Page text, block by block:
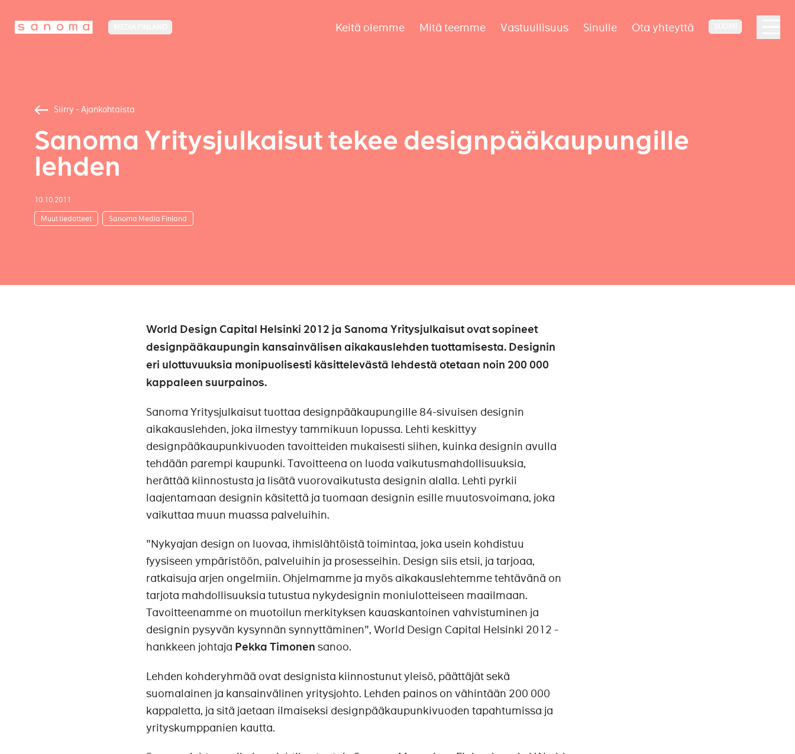
Keitä olemme Mitä teemme Vastuullisuus Sinulle Ota yhteyttä
Siirry - Ajankohtaista
Sanoma Yritysjulkaisut tekee designpääkaupungille
lehden
10.10.2011
Muut tiedotteet Sanoma Media Finland
World Design Capital Helsinki 2012 ja Sanoma Yritysjulkaisut ovat sopineet
designpääkaupungin kansainvälisen aikakauslehden tuottamisesta. Designin
eri ulottuvuuksia monipuolisesti käsittelevästä lehdestä otetaan noin 200 000
kappaleen suurpainos.
Sanoma Yritysjulkaisut tuottaa designpääkaupungille 84-sivuisen designin
aikakauslehden, joka ilmestyy tammikuun lopussa. Lehti keskittyy
designpääkaupunkivuoden tavoitteiden mukaisesti siihen, kuinka designin avulla
tehdään parempi kaupunki. Tavoitteena on luoda vaikutusmahdollisuuksia,
herättää kiinnostusta ja lisätä vuorovaikutusta designin alalla. Lehti pyrkii
laajentamaan designin käsitettä ja tuomaan designin esille muutosvoimana, joka
vaikuttaa muun muassa palveluihin.
"Nykyajan design on luovaa, ihmislähtöistä toimintaa, joka usein kohdistuu
fyysiseen ympäristöön, palveluihin ja prosesseihin. Design siis etsii, ja tarjoaa,
ratkaisuja arjen ongelmiin. Ohjelmamme ja myös aikakauslehtemme tehtävänä on
tarjota mahdollisuuksia tutustua nykydesignin moniulotteiseen maailmaan.
Tavoitteenamme on muotoilun merkityksen kauaskantoinen vahvistuminen ja
designin pysyvän kysynnän synnyttäminen", World Design Capital Helsinki 2012 -
hankkeen johtaja Pekka Timonen sanoo.
Lehden kohderyhmää ovat designista kiinnostunut yleisö, päättäjät sekä
suomalainen ja kansainvälinen yritysjohto. Lehden painos on vähintään 200 000
kappaletta, ja sitä jaetaan ilmaiseksi designpääkaupunkivuoden tapahtumissa ja
yrityskumppanien kautta.